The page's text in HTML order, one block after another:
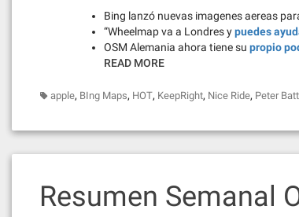
Bing lanzó nuevas imagenes aereas
“Wheelmap va a Londres ypuedes
OSM Alemania ahora tiene su propio
READ MORE
apple, BIng Maps, HOT, KeepRight, Nice Ride, Peter
Resumen Semanal